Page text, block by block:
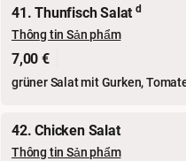
41. Thunfisch Salat d
Thông tin Sản phẩm
7,00 €
grüner Salat mit Gurken,
42. Chicken Salat
Thông tin Sản phẩm